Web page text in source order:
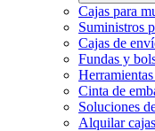
Cajas para
Suministros
Cajas de
Fundas y
Cinta de
Soluciones
Alquilar